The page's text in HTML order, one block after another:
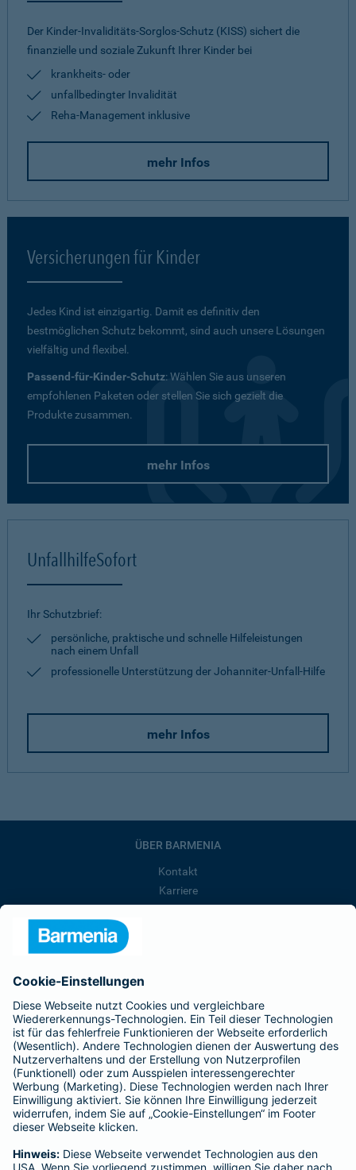
Der Kinder-Invaliditäts-Sorglos-Schutz (KISS) sichert die
finanzielle und soziale Zukunft Ihrer Kinder bei
krankheits- oder
unfallbedingter Invalidität
Reha-Management inklusive
mehr Infos
Versicherungen für Kinder
Jedes Kind ist einzigartig. Damit es definitiv den
bestmöglichen Schutz bekommt, sind auch unsere Lösungen
vielfältig und flexibel.
Passend-für-Kinder-Schutz: Wählen Sie aus unseren
empfohlenen Paketen oder stellen Sie sich gezielt die
Produkte zusammen.
mehr Infos
UnfallhilfeSofort
Ihr Schutzbrief:
persönliche, praktische und schnelle Hilfeleistungen
nach einem Unfall
professionelle Unterstützung der Johanniter-Unfall-Hilfe
mehr Infos
ÜBER BARMENIA
Kontakt
Karriere
Barmenia ist Teil der BarmeniaGothaer
BELIEBTE SEITEN
Kranken-Zusatzversicherung
Tierversicherungen
Haftpflichtversicherung
Hausratversicherung
Adresse ändern